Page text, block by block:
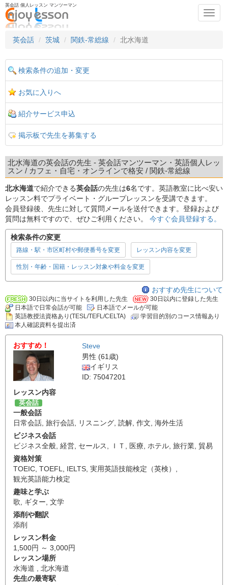
英会話 個人レッスン マンツーマン
英会話
茨城 関鉄-常総線 北水海道
検索条件の追加・変更
お気に入りへ
紹介サービス申込
掲示板で先生を募集する
北水海道の英会話の先生 - 英会話マンツーマン・英語個人レッ
スン / カフェ・自宅・オンラインで格安 / 関鉄-常総線
北水海道で紹介できる英会話の先生は6名です。英語教室に比べ安い
レッスン料でプライベート・グループレッスンを受講できます。
会員登録後、先生に対して質問メールを送付できます。登録および
質問は無料ですので、ぜひご利用ください。 今すぐ会員登録する。
検索条件の変更
路線・駅・市区町村や郵便番号を変更 レッスン内容を変更
性別・年齢・国籍・レッスン対象や料金を変更
おすすめ先生について
30日以内に当サイトを利用した先生
30日以内に登録した先生
日本語で日常会話が可能
日本語でメールが可能
英語教授法資格あり(TESL/TEFL/CELTA)
学習目的別のコース情報あり
本人確認資料を提出済
おすすめ！
Steve
男性 (61歳)
イギリス
ID: 75047201
レッスン内容
英会話
一般会話
日常会話 旅行会話 リスニング 読解 作文 海外生活
ビジネス会話
ビジネス全般 経営 セールス ＩＴ 医療 ホテル 旅行業 貿易
資格対策
TOEIC TOEFL IELTS 実用英語技能検定（英検）
観光英語能力検定
趣味と学ぶ
歌
ギター 文学
添削や翻訳
添削
レッスン料金
1,500円 ～ 3,000円
レッスン場所
水海道 , 北水海道
先生の最寄駅